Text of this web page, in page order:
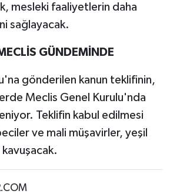
mesleki faaliyetlerin daha
sağlayacak.
GÜNDEMİNDE
gönderilen kanun teklifinin,
Meclis Genel Kurulu'nda
Teklifin kabul edilmesi
ve mali müşavirler, yeşil